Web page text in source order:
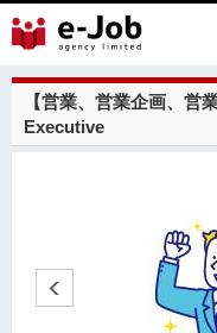
【営業、営業企画、営
Executive